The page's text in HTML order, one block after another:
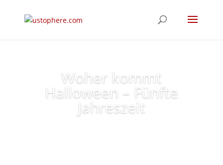
Woher kommt
Halloween – Fünfte
Jahreszeit